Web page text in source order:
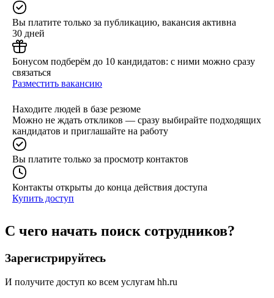
Вы платите только за публикацию, вакансия активна
30 дней
Бонусом подберём до 10 кандидатов: с ними можно сразу
связаться
Разместить вакансию
Находите людей в базе резюме
Можно не ждать откликов — сразу выбирайте подходящих
кандидатов и приглашайте на работу
Вы платите только за просмотр контактов
Контакты открыты до конца действия доступа
Купить доступ
С чего начать поиск сотрудников?
Зарегистрируйтесь
И получите доступ ко всем услугам hh.ru